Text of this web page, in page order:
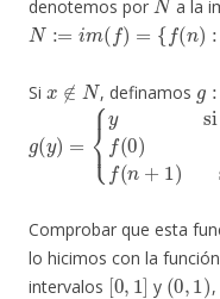
denotemos por a la
N:=im(f)={f(n ):n ∈N }
Si
∉ N
, definamos
( )
y si N∪{x y
Comprobar que esta
lo hicimos con la
intervalos
[0,1]
y
(0,1)